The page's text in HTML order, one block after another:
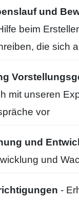
und
beim
die sich
mit unseren
vor
und
und
-